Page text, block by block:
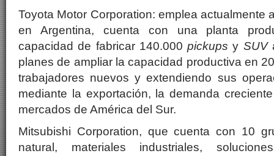
Toyota Motor Corporation: emplea actualmente
en Argentina, cuenta con una planta
capacidad de fabricar 140.000pickups y SUV
planes de ampliar la capacidad productiva en
trabajadores nuevos y extendiendo sus
mediante la exportación, la demanda
mercados de América del Sur.
Mitsubishi Corporation, que cuenta con 10
natural, materiales industriales,